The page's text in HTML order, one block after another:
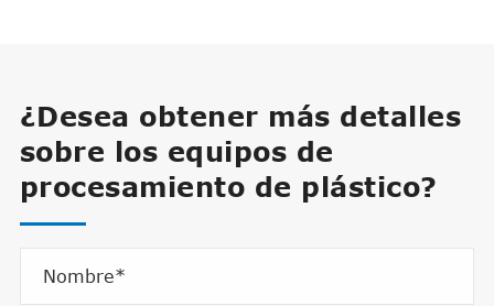
¿Desea obtener más detalles
sobre los equipos de
procesamiento de plástico?